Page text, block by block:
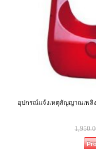
อุปกรณ์แจ้งเหตุสัญญาณเพลิง